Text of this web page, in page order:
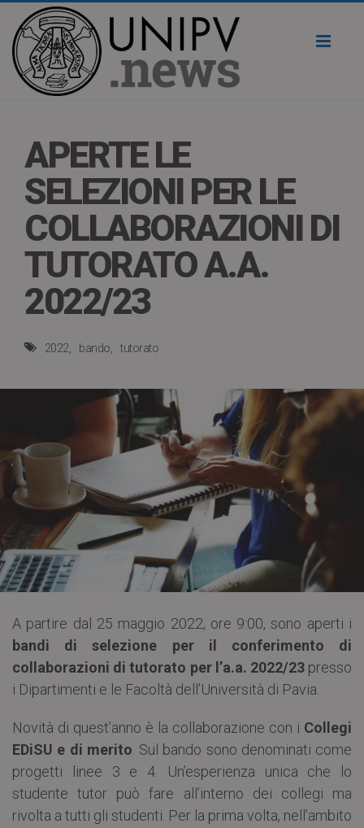
APERTE LE
SELEZIONI PER LE
COLLABORAZIONI DI
TUTORATO A.A.
2022/23
2022 bando tutorato
A partire dal 25 maggio 2022, ore 9:00, sono aperti i
bandi di selezione per il conferimento di
collaborazioni di tutorato per l’a.a. 2022/23presso
i Dipartimenti e le Facoltà dell’Università di Pavia.
Novità di quest’anno è la collaborazione con i Collegi
EDiSU e di merito . Sul bando sono denominati come
progetti linee 3 e 4. Un’esperienza unica che lo
studente tutor può fare all’interno dei collegi ma
rivolta a tutti gli studenti. Per la prima volta, nell’ambito